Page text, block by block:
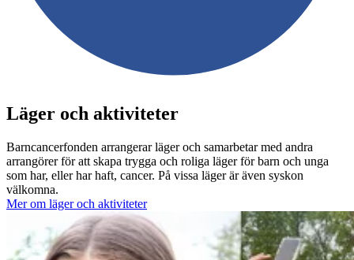
Läger och aktiviteter
Barncancerfonden arrangerar läger och samarbetar med andra
arrangörer för att skapa trygga och roliga läger för barn och unga
som har, eller har haft, cancer. På vissa läger är även syskon
välkomna.
Mer om läger och aktiviteter